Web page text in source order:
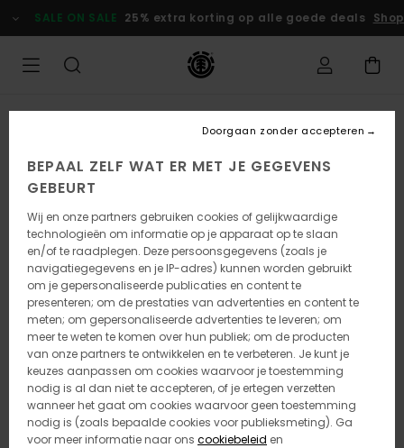
naar
Productinformatie
SALE ON SALE 25% extra korting op alle goede deals
BEPAAL ZELF WAT ER MET JE GEGEVENS
GEBEURT
Wij en onze partners gebruiken cookies of gelijkwaardige
technologieën om informatie op je apparaat op te slaan
en/of te raadplegen. Deze persoonsgegevens (zoals je
navigatiegegevens en je IP-adres) kunnen worden gebruikt
om je gepersonaliseerde publicaties en content te
presenteren; om de prestaties van advertenties en content te
meten; om gepersonaliseerde advertenties te leveren; om
meer te weten te komen over hun publiek; om de producten
van onze partners te ontwikkelen en te verbeteren. Je kunt je
keuzes aanpassen om cookies waarvoor je toestemming
nodig is al dan niet te accepteren, of je ertegen verzetten
wanneer het gaat om cookies waarvoor geen toestemming
nodig is (zoals bepaalde cookies voor publieksmeting). Ga
voor meer informatie naar ons cookiebeleid en
Doorgaan zonder accepteren